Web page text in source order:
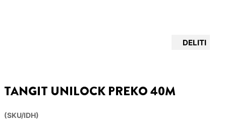
DELITI
TANGIT UNILOCK PREKO 40M
(SKU/IDH)